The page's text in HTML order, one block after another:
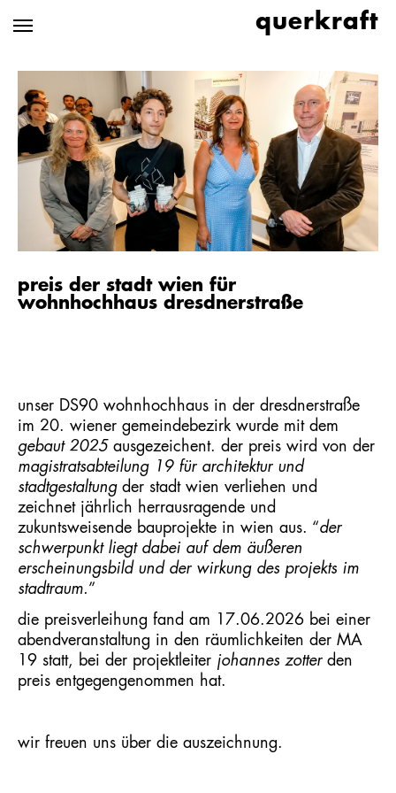
Hauptinhalt
querkraft
preis der stadt wien für
wohnhochhaus dresdnerstraße
unser DS90 wohnhochhaus in der dresdnerstraße
im 20. wiener gemeindebezirk wurde mit dem
gebaut 2025 ausgezeichent. der preis wird von der
magistratsabteilung 19 für architektur und
stadtgestaltungder stadt wien verliehen und
zeichnet jährlich herrausragende und
zukuntsweisende bauprojekte in wien aus. “der
schwerpunkt liegt dabei auf dem äußeren
erscheinungsbild und der wirkung des projekts im
stadtraum.”
die preisverleihung fand am 17.06.2026 bei einer
abendveranstaltung in den räumlichkeiten der MA
19 statt, bei der projektleiter johannes zotter den
preis entgegengenommen hat.
wir freuen uns über die auszeichnung.